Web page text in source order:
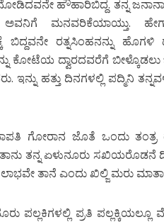
ಹೌಹಾರಿಬಿದ್ದ. ತನ್ನ
ಅವನಿಗೆ ಮನವರಿಕೆಯಾಯ್ತು.
ಬಿದ್ದವನೇ ರತ್ನಸಿಂಹನನ್ನು
ದ್ವಾರದವರೆಗೆ ಬೀಳ್ಕೊಡಲು
ಇನ್ನು ಹತ್ತು ದಿನಗಳಲ್ಲಿ ಪದ್ಮಿನಿ
ಗೋರಾನ ಜೊತೆ ಒಂದು ತಂತ್ರ
ತನ್ನ ಏಳುನೂರು ಸಖಿಯರೊಡನೆ
ಲಾಭವೇ ತಾನೆ ಎಂದು ಖಿಲ್ಜಿ ಮರು
ಪಲ್ಲಕಿಗಳಲ್ಲಿ ಪ್ರತಿ ಪಲ್ಲಕ್ಕಿಯಲ್ಲೂ